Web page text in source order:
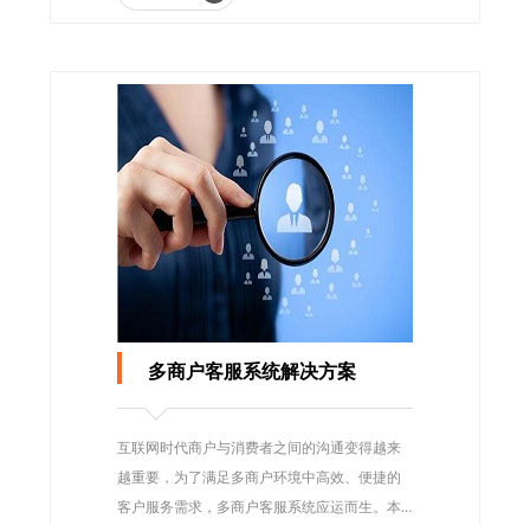
多商户客服系统解决方案
互联网时代商户与消费者之间的沟通变得越来
越重要，为了满足多商户环境中高效、便捷的
客户服务需求，多商户客服系统应运而生。本